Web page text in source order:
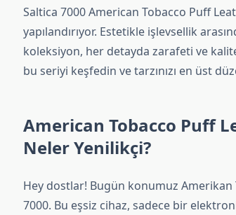
Saltica 7000 American Tobacco Puff
yapılandırıyor. Estetikle işlevsellik
koleksiyon, her detayda zarafeti ve
bu seriyi keşfedin ve tarzınızı en üst
American Tobacco Puff
Neler Yenilikçi?
Hey dostlar! Bugün konumuz Amerikan
7000. Bu eşsiz cihaz, sadece bir